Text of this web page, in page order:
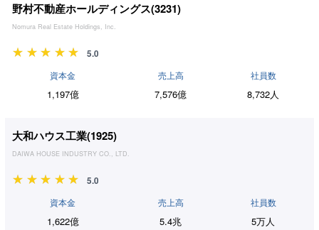
野村不動産ホールディングス(3231)
Nomura Real Estate Holdings, Inc.
5.0
資本金
1,197億
売上高
7,576億
社員数
8,732人
大和ハウス工業(1925)
DAIWA HOUSE INDUSTRY CO., LTD.
5.0
資本金
1,622億
売上高
5.4兆
社員数
5万人